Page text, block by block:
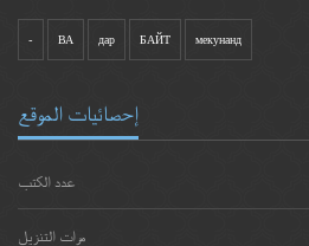
- ВА дар БАЙТ мекунанд
إحصائيات الموقع
عدد الكتب
مرات التنزيل